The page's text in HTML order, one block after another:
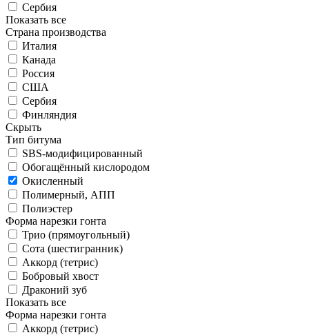
Сербия
Показать все
Страна производства
Италия
Канада
Россия
США
Сербия
Финляндия
Скрыть
Тип битума
SBS-модифицированный
Обогащённый кислородом
Окисленный
Полимерный, АПП
Полиэстер
Форма нарезки гонта
Трио (прямоугольный)
Сота (шестигранник)
Аккорд (тетрис)
Бобровый хвост
Драконий зуб
Показать все
Форма нарезки гонта
Аккорд (тетрис)